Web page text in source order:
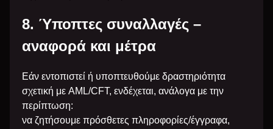
8. Ύποπτες συναλλαγές –
αναφορά και μέτρα
Εάν εντοπιστεί ή υποπτευθούμε δραστηριότητα
σχετική με AML/CFT, ενδέχεται, ανάλογα με την
περίπτωση:
να ζητήσουμε πρόσθετες πληροφορίες/έγγραφα,